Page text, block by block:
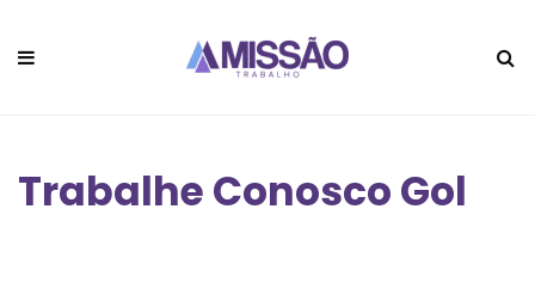
Trabalhe Conosco Gol